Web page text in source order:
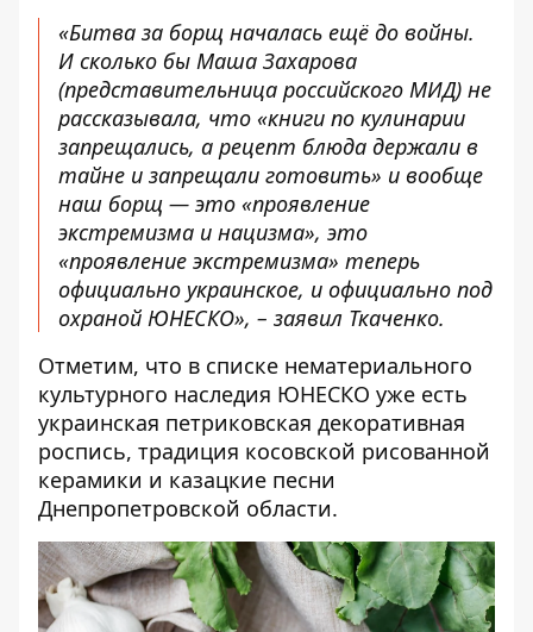
«Битва за борщ началась ещё до войны.
И сколько бы Маша Захарова
(представительница российского МИД) не
рассказывала, что «книги по кулинарии
запрещались, а рецепт блюда держали в
тайне и запрещали готовить» и вообще
наш борщ — это «проявление
экстремизма и нацизма», это
«проявление экстремизма» теперь
официально украинское, и официально под
охраной ЮНЕСКО», – заявил Ткаченко.
Отметим, что в списке нематериального
культурного наследия ЮНЕСКО уже есть
украинская петриковская декоративная
роспись, традиция косовской рисованной
керамики и казацкие песни
Днепропетровской области.